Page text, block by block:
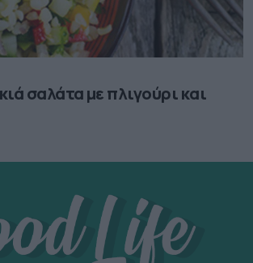
σαλάτα με πλιγούρι και